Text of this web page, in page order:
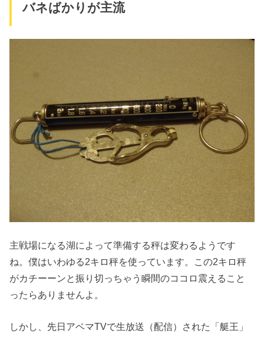
バネばかりが主流
主戦場になる湖によって準備する秤は変わるようです
ね。僕はいわゆる2キロ秤を使っています。この2キロ秤
がカチーーンと振り切っちゃう瞬間のココロ震えること
ったらありませんよ。
しかし、先日アベマTVで生放送（配信）された「艇王」